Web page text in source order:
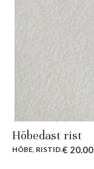
Hõbedast rist
HÕBE, RISTID.€ 20.00